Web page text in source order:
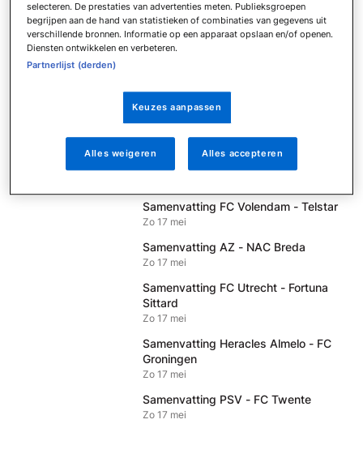
Samenvatting FC Utrecht - sc
Heerenveen
Do 21 mei
Samenvatting PEC Zwolle - Feyenoord
Zo 17 mei
Samenvatting N.E.C. - Go Ahead
Eagles
Samenvatting FC Volendam - Telstar
Zo 17 mei
Samenvatting AZ - NAC Breda
Zo 17 mei
Samenvatting FC Utrecht - Fortuna
Sittard
Zo 17 mei
Samenvatting Heracles Almelo - FC
Groningen
Zo 17 mei
Samenvatting PSV - FC Twente
Zo 17 mei
selecteren. De prestaties van advertenties meten. Publieksgroepen
begrijpen aan de hand van statistieken of combinaties van gegevens uit
verschillende bronnen. Informatie op een apparaat opslaan en/of openen.
Diensten ontwikkelen en verbeteren.
Partnerlijst (derden)
Keuzes aanpassen
Alles weigeren Alles accepteren